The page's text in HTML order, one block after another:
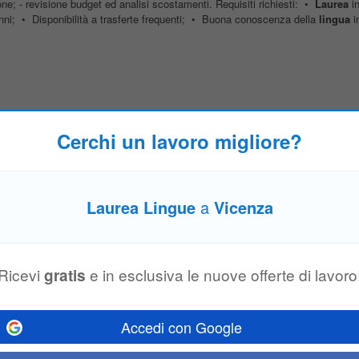
- revisione budget ed analisi scostamenti. Requisiti richiesti: • Laurea
• Disponibilità a trasferte frequenti; • Buona conoscenza della lingua
Meccanica, Elettrica o Industriale). • Esperienza: Almeno 10
di responsabilità tecnica in aziende che operano su commessa
e Certificazione Prodotto
in posizione analoga o assimilabile in azienda modernamente
Meccanica, Elettrica o Industriale). • Esperienza: Almeno 10
Cerchi un lavoro migliore?
Laurea Linguea Vicenza
gratis e in esclusiva le nuove offerte di
Accedi con Google